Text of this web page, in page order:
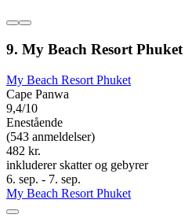
9. My Beach Resort Phuket
My Beach Resort Phuket
Cape Panwa
9,4/10
Enestående
(543 anmeldelser)
482 kr.
inkluderer skatter og gebyrer
6. sep. - 7. sep.
My Beach Resort Phuket